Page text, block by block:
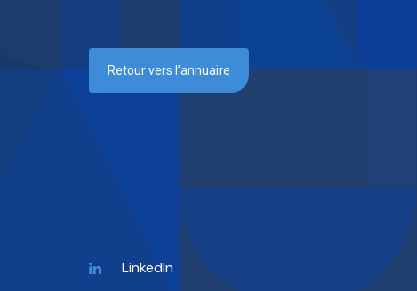
Retour vers l’annuaire
LinkedIn